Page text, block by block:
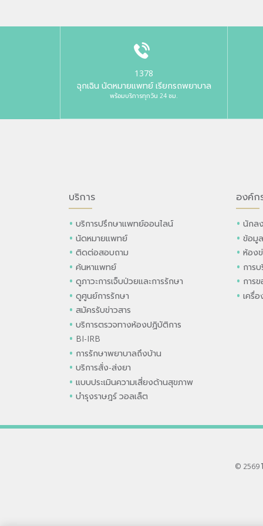
1378
ฉุกเฉิน นัดหมายแพทย์ เรียกรถพยาบาล
พร้อมบริการทุกวัน 24 ชม.
บริการ
บริการปรึกษาแพทย์ออนไลน์
นัดหมายแพทย์
ติดต่อสอบถาม
ค้นหาแพทย์
ดูภาวะการเจ็บป่วยและการรักษา
ดูศูนย์การรักษา
สมัครรับข่าวสาร
บริการตรวจทางห้องปฏิบัติการ
BI-IRB
การรักษาพยาบาลถึงบ้าน
บริการสั่ง-ส่งยา
แบบประเมินความเสี่ยงด้านสุขภาพ
บำรุงราษฎร์ วอลเล็ต
องค์ก
นักล
ข้อมู
ห้อง
การ
การ
เครื่
© 2569